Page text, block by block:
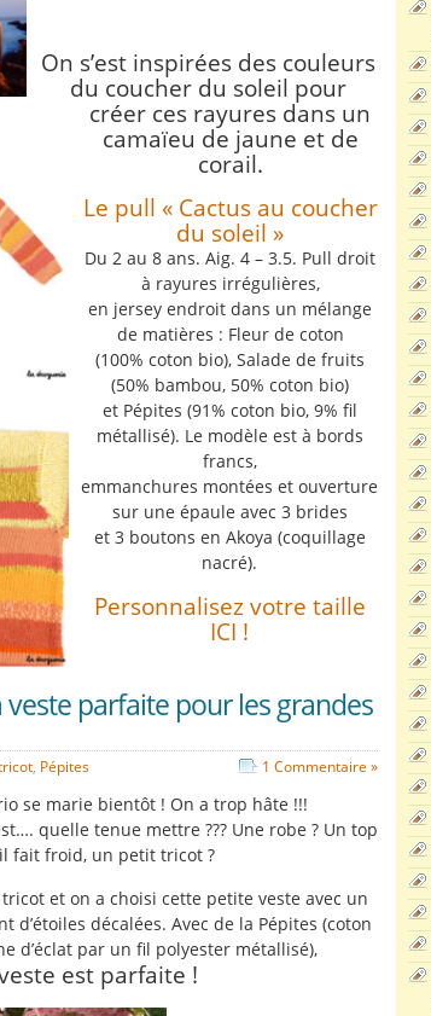
On s’est inspirées des couleurs
du coucher du soleil pour
créer ces rayures dans un
camaïeu de jaune et de
corail.
Le pull « Cactus au coucher
du soleil »
Du 2 au 8 ans. Aig. 4 – 3.5. Pull droit
à rayures irrégulières,
en jersey endroit dans un mélange
de matières : Fleur de coton
(100% coton bio), Salade de fruits
(50% bambou, 50% coton bio)
et Pépites (91% coton bio, 9% fil
métallisé). Le modèle est à bords
francs,
emmanchures montées et ouverture
sur une épaule avec 3 brides
et 3 boutons en Akoya (coquillage
nacré).
Personnalisez votre taille
ICI !
parfaite pour les grandes
, Pépites 1 Commentaire »
se marie bientôt ! On a trop hâte !!!
quelle tenue mettre ??? Une robe ? Un top
fait froid, un petit tricot ?
et on a choisi cette petite veste avec un
d’étoiles décalées. Avec de la Pépites (coton
d’éclat par un fil polyester métallisé),
est parfaite !